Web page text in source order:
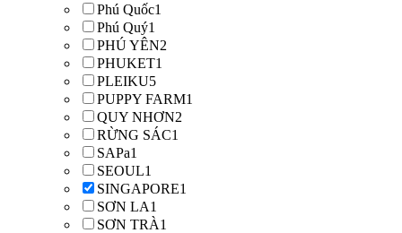
Phú Quốc1
Phú Quý1
PHÚ YÊN2
PHUKET1
PLEIKU5
PUPPY FARM1
QUY NHƠN2
RỪNG SÁC1
SAPa1
SEOUL1
SINGAPORE1
SƠN LA1
SƠN TRÀ1